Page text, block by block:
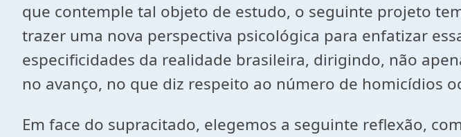
que contemple tal objeto de estudo, o seguinte projeto
trazer uma nova perspectiva psicológica para enfatizar
especificidades da realidade brasileira, dirigindo, não
no avanço, no que diz respeito ao número de homicídios
Em face do supracitado, elegemos a seguinte reflexão,